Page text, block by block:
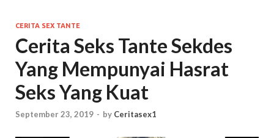
CERITA SEX TANTE
Cerita Seks Tante Sekdes
Yang Mempunyai Hasrat
Seks Yang Kuat
September 23, 2019 - by Ceritasex1